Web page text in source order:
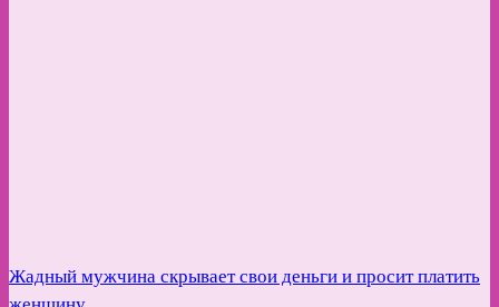
Жадный мужчина скрывает свои деньги и просит платить